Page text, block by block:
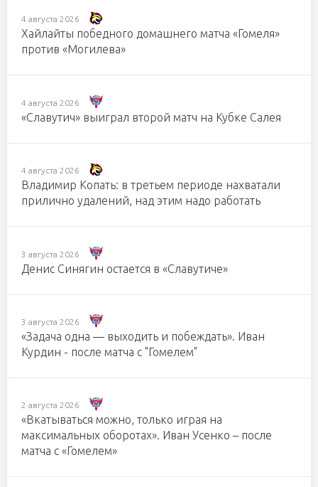
4 августа 2026
Хайлайты победного домашнего матча «Гомеля»
против «Могилева»
4 августа 2026
«Славутич» выиграл второй матч на Кубке Салея
4 августа 2026
Владимир Копать: в третьем периоде нахватали
прилично удалений, над этим надо работать
3 августа 2026
Денис Синягин остается в «Славутиче»
3 августа 2026
«Задача одна — выходить и побеждать». Иван
Курдин - после матча с "Гомелем"
2 августа 2026
«Вкатываться можно, только играя на
максимальных оборотах». Иван Усенко – после
матча с «Гомелем»